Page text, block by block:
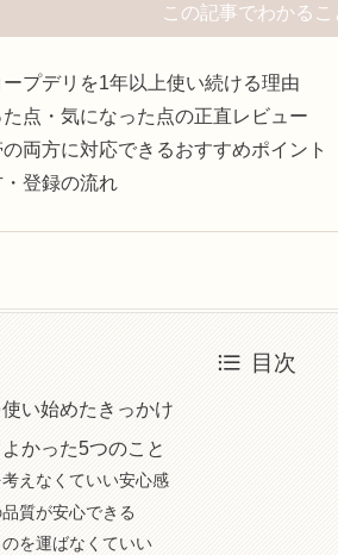
この記事でわかるこ
プデリを1年以上使い続ける理由
点・気になった点の正直レビュー
両方に対応できるおすすめポイント
登録の流れ
目次
い始めたきっかけ
かった5つのこと
えなくていい安心感
質が安心できる
を運ばなくていい